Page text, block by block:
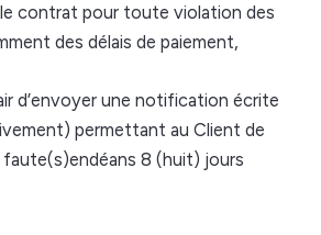
contrat pour toute violation des
des délais de paiement,
d’envoyer une notification écrite
permettant au Client de
faute(s)endéans 8 (huit) jours